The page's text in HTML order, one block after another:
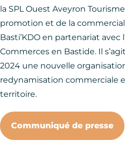
la SPL Ouest Aveyron
promotion et de la
Basti’KDO en partenariat avec
Commerces en Bastide. Il
2024 une nouvelle
redynamisation commerciale
territoire.
Communiqué de presse